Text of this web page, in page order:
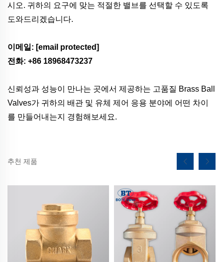
시오. 귀하의 요구에 맞는 적절한 밸브를 선택할 수 있도록
도와드리겠습니다.
이메일: [email protected]
전화: +86 18968473237
신뢰성과 성능이 만나는 곳에서 제공하는 고품질 Brass Ball
Valves가 귀하의 배관 및 유체 제어 응용 분야에 어떤 차이
를 만들어내는지 경험해보세요.
추천 제품